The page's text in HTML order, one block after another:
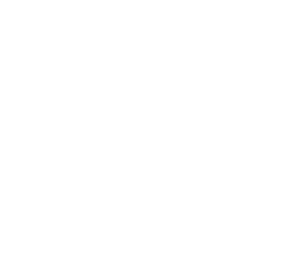
zařízením a koupelnou se sprchou či